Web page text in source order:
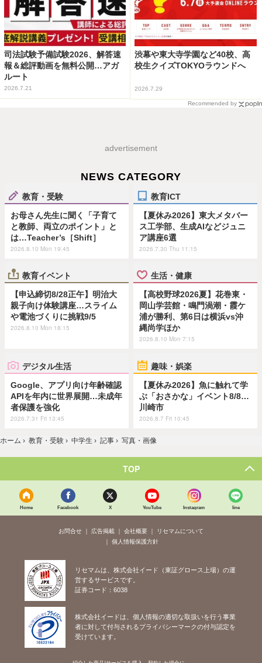
司法試験予備試験2026、解答速
報＆総評動画を無料公開…アガ
ルート
2026.7.21
渋幕や東大寺学園など40校、高
校生クイズTOKYOラウンドへ
2026.7.29
Recommended by
advertisement
NEWS CATEGORY
教育・受験
お母さん先生に聞く「子育て
と教師、両立のポイント」と
は…Teacher’s［Shift］
2026.8.10 Mon 19:45
教育ICT
【夏休み2026】東大メタバー
ス工学部、生成AIなどジュニ
ア講座6選
2026.7.30 Thu 11:15
教育イベント
【申込締切8/28正午】明治大
親子向け体験講座…スライム
や電池づくりに挑戦9/5
2026.8.10 Mon 18:15
生活・健康
【高校野球2026夏】花巻東・
岡山学芸館・鳴門渦潮・霞ケ
浦が勝利、第6日は横浜vs沖
縄尚学ほか
2026.8.10 Mon 7:15
デジタル生活
Google、アプリ向け年齢確認
APIを年内に世界展開…未成年
者保護を強化
2026.7.31 Fri 13:45
趣味・娯楽
【夏休み2026】魚に触れて学
ぶ「おさかな」イベント8/8…
川崎市
2026.8.7 Fri 10:45
ホーム › 教育・受験 › 中学生 › 記事 › 写真・画像
TOP
Home Facebook X YouTube Instagram line
お問合せ 広告掲載 会社概要
リセマムについて
個人情報保護方針
リセマムは、株式会社イード（東証グロース上場）の運
営するサービスです。
証券コード：6038
株式会社イードは、個人情報の適切な取扱いを行う事業
者に対して付与されるプライバシーマークの付与認定を
受けています。